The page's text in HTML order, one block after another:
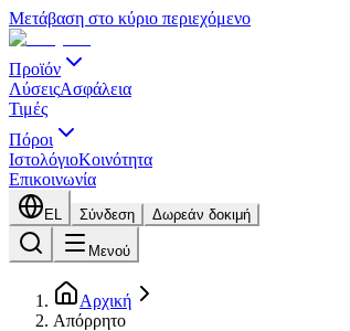
Μετάβαση στο κύριο περιεχόμενο
Προϊόν
ΛύσειςΑσφάλεια
Τιμές
Πόροι
ΙστολόγιοΚοινότητα
Επικοινωνία
EL Σύνδεση Δωρεάν δοκιμή
Μενού
Αρχική
Απόρρητο